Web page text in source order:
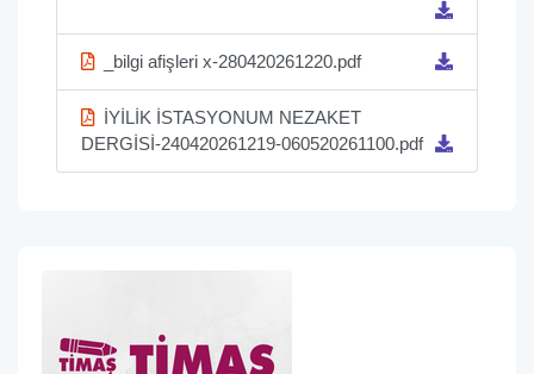
_bilgi afişleri x-280420261220.pdf
İYİLİK İSTASYONUM NEZAKET
DERGİSİ-240420261219-060520261100.pdf